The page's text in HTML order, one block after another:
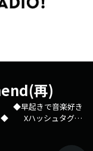
再)
♪ ◆早起きで音楽好き
！◆ Xハッシュタグは